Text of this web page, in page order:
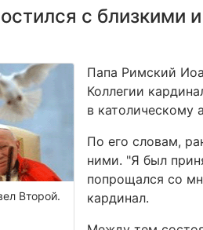
с близкими
Второй.
Папа Римский
Коллегии
в католическому
По его словам,
ними. "Я был
попрощался со
кардинал.